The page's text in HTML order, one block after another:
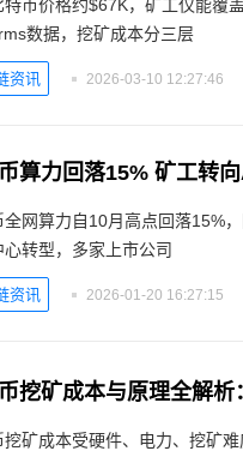
特币价格约$67K，矿工仅能覆
数据，挖矿成本分三层
资讯 2026-03-10 12:27:46
算力回落15% 矿工转
全网算力自10月高点回落15%
心转型，多家上市公司
资讯 2026-01-20 16:27:15
挖矿成本与原理全解
挖矿成本受硬件、电力、挖矿